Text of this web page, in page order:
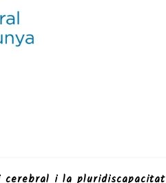
cerebral i la pluridiscapacitat